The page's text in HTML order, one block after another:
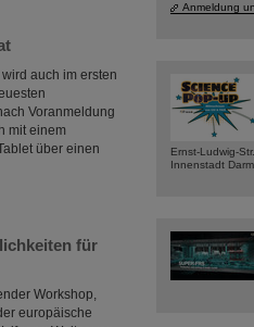
auch im ersten
Voranmeldung
mit einem
über einen
für
Workshop,
europäische
Anmeldung
Ernst-Ludwig-
Innenstadt